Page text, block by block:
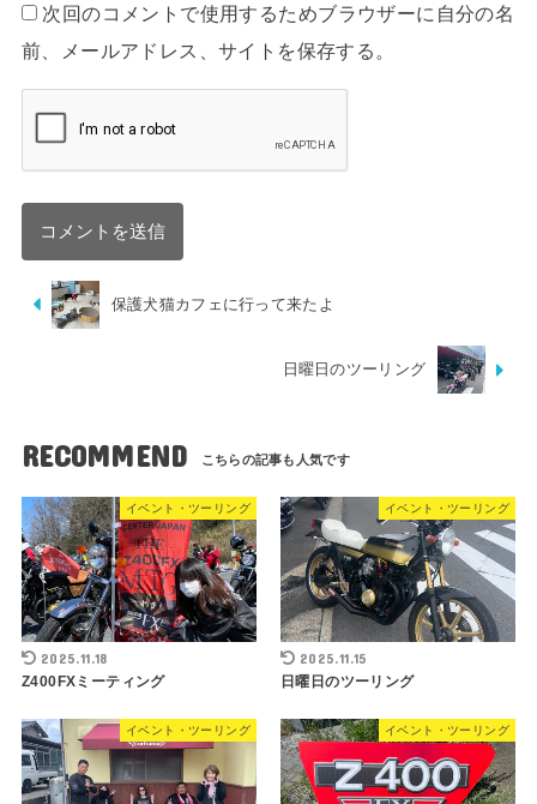
次回のコメントで使用するためブラウザーに自分の名
前、メールアドレス、サイトを保存する。
保護犬猫カフェに行って来たよ
日曜日のツーリング
RECOMMEND
イベント・ツーリング
2025.11.18
Z400FXミーティング
イベント・ツーリング
2025.11.15
日曜日のツーリング
イベント・ツーリング イベント・ツーリング